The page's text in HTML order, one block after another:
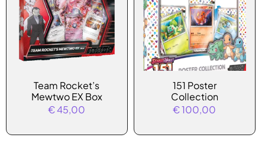
Team Rocket’s
Mewtwo EX Box
€45,00
151 Poster
Collection
€100,00